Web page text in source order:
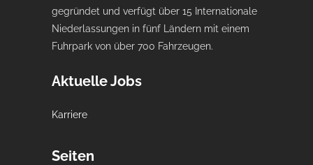
gegründet und verfügt über 15 Internationale
Niederlassungen in fünf Ländern mit einem
Fuhrpark von über 700 Fahrzeugen.
Aktuelle Jobs
Karriere
Seiten